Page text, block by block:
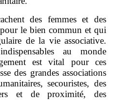
des femmes et des
le bien commun et qui
de la vie associative.
au monde
est vital pour ces
des grandes associations
secouristes, des
et de proximité, des